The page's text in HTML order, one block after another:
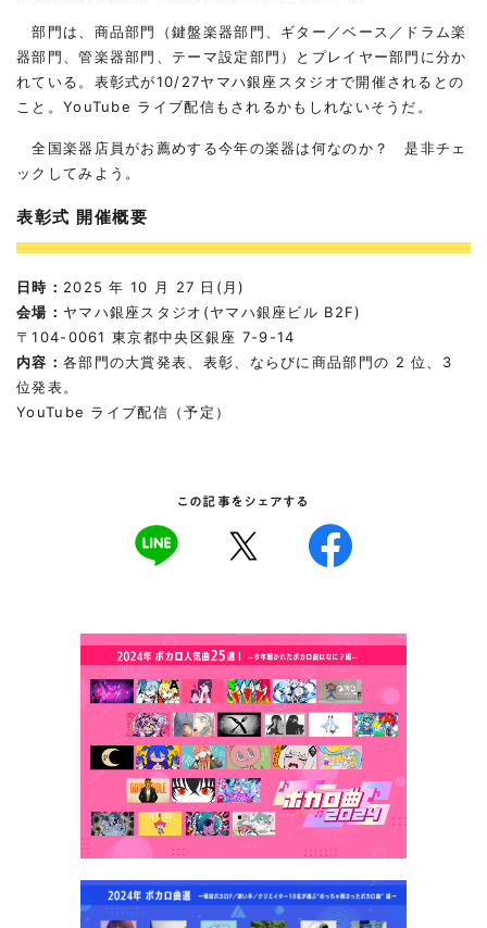
部門は、商品部門（鍵盤楽器部門、ギター／ベース／ドラム楽
器部門、管楽器部門、テーマ設定部門）とプレイヤー部門に分か
れている。表彰式が10/27ヤマハ銀座スタジオで開催されるとの
こと。YouTube ライブ配信もされるかもしれないそうだ。
全国楽器店員がお薦めする今年の楽器は何なのか？ 是非チェ
ックしてみよう。
表彰式 開催概要
日時： 2025 年 10 月 27 日(月)
会場： ヤマハ銀座スタジオ(ヤマハ銀座ビル B2F)
〒104-0061 東京都中央区銀座 7-9-14
内容： 各部門の大賞発表、表彰、ならびに商品部門の 2 位、3
位発表。
YouTube ライブ配信（予定）
この記事をシェアする